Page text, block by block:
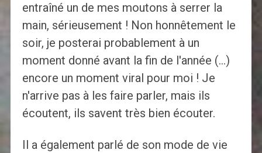
entraîné un de mes moutons à serrer la
main, sérieusement ! Non honnêtement le
soir, je posterai probablement à un
moment donné avant la fin de l'année (…)
encore un moment viral pour moi ! Je
n'arrive pas à les faire parler, mais ils
écoutent, ils savent très bien écouter.
Il a également parlé de son mode de vie